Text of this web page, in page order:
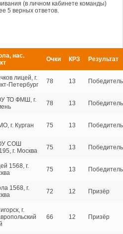
(в личном кабинете команды)
5 верных ответов.
нас.
Очки КРЗ Результат
лицей, г.
Петербург
78 13 Победитель
ТО ФМШ, г.
78 13 Победитель
г. Курган 75 13 Победитель
СОШ
г. Москва
75 13 Победитель
1568, г.
75 13 Победитель
1568, г.
72 12 Призёр
г.
66 12 Призёр